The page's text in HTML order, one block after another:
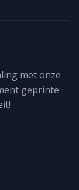
met onze
geprinte